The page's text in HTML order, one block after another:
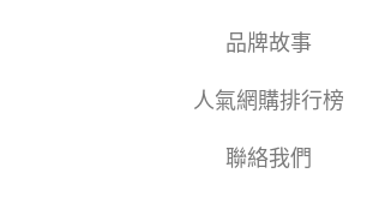
品牌故事
人氣網購排行榜
聯絡我們